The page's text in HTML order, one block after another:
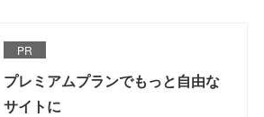
PR
プレミアムプランでもっと自由な
サイトに